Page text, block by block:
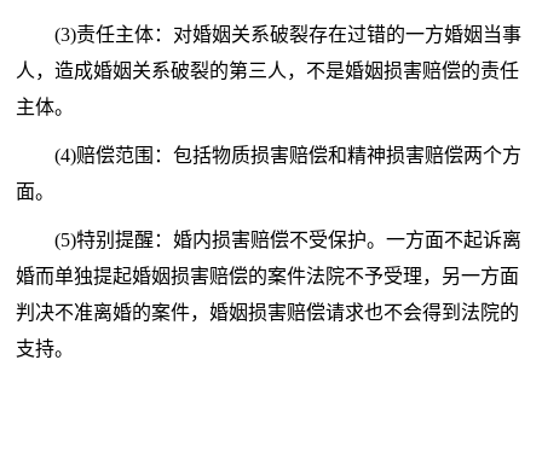
(3)责任主体：对婚姻关系破裂存在过错的一方婚姻当事
人，造成婚姻关系破裂的第三人，不是婚姻损害赔偿的责任
主体。
(4)赔偿范围：包括物质损害赔偿和精神损害赔偿两个方
面。
(5)特别提醒：婚内损害赔偿不受保护。一方面不起诉离
婚而单独提起婚姻损害赔偿的案件法院不予受理，另一方面
判决不准离婚的案件，婚姻损害赔偿请求也不会得到法院的
支持。